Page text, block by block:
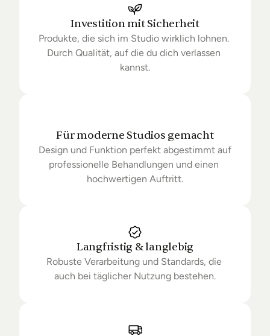
Lieferung unter Umständen um einige Tage
verzögern.Investition mit Sicherheit
Produkte, die sich im Studio wirklich lohnen.
Durch Qualität, auf die du dich verlassen
kannst.
Für moderne Studios gemacht
Design und Funktion perfekt abgestimmt auf
professionelle Behandlungen und einen
hochwertigen Auftritt.
Langfristig & langlebig
Robuste Verarbeitung und Standards, die
auch bei täglicher Nutzung bestehen.